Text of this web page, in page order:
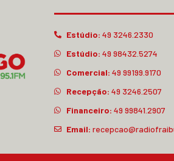
Estúdio: 49 3246.2330
Estúdio: 49 98432.5274
Comercial: 49 99199.9170
Recepção: 49 3246.2507
Financeiro: 49 99841.2907
Email: